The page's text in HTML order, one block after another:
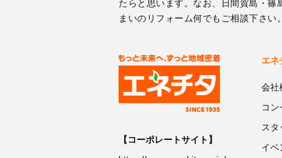
たらと思います。なお、日間賀島・
まいのリフォーム何でもご相談下さい。
【コーポレートサイト】
エネ
会社
コン
スタ
イベ